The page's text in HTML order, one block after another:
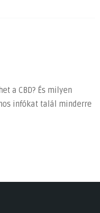
a CBD? És milyen
infókat talál minderre